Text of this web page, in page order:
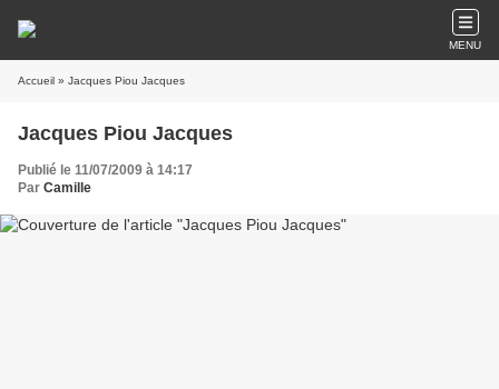
MENU
Accueil » Jacques Piou Jacques
Jacques Piou Jacques
Publié le 11/07/2009 à 14:17
Par Camille